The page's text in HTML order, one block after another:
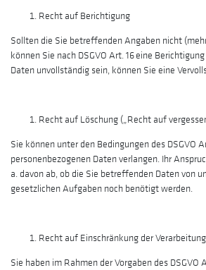
Recht auf Berichtigung
Sollten die Sie betreffenden Angaben nicht
können Sie nach DSGVO Art. 16 eine
Daten unvollständig sein, können Sie eine
Recht auf Löschung („Recht auf
Sie können unter den Bedingungen des DSGVO
personenbezogenen Daten verlangen. Ihr
a. davon ab, ob die Sie betreffenden Daten von
gesetzlichen Aufgaben noch benötigt werden.
Recht auf Einschränkung der Verarbeitung
Sie haben im Rahmen der Vorgaben des DSGVO